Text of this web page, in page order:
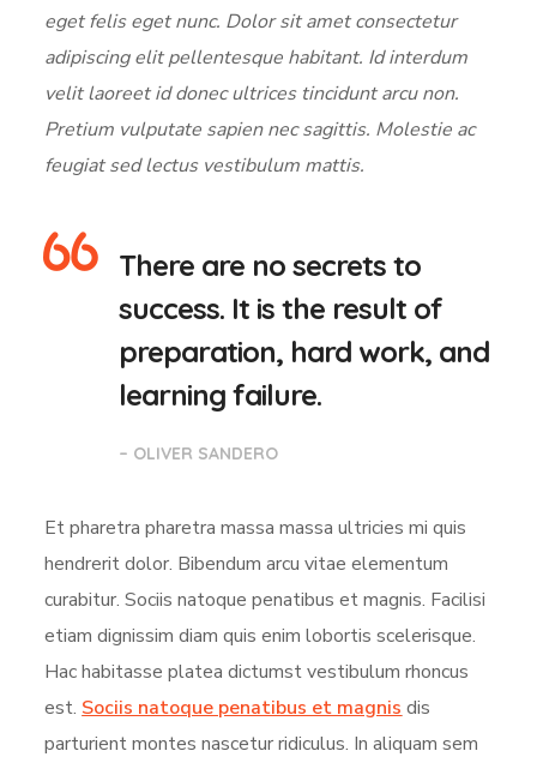
eget felis eget nunc. Dolor sit amet consectetur
adipiscing elit pellentesque habitant. Id interdum
velit laoreet id donec ultrices tincidunt arcu non.
Pretium vulputate sapien nec sagittis. Molestie ac
feugiat sed lectus vestibulum mattis.
There are no secrets to
success. It is the result of
preparation, hard work, and
learning failure.
– OLIVER SANDERO
Et pharetra pharetra massa massa ultricies mi quis
hendrerit dolor. Bibendum arcu vitae elementum
curabitur. Sociis natoque penatibus et magnis. Facilisi
etiam dignissim diam quis enim lobortis scelerisque.
Hac habitasse platea dictumst vestibulum rhoncus
est. Sociis natoque penatibus et magnis dis
parturient montes nascetur ridiculus. In aliquam sem